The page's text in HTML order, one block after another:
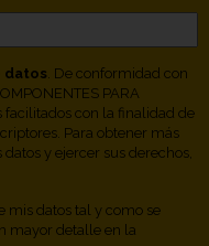
datos. De conformidad con
PARA
facilitados con la finalidad de
Para obtener más
y ejercer sus derechos,
mis datos tal y como se
mayor detalle en la